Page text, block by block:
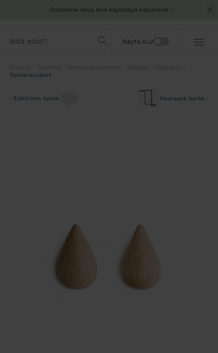
Ostamme isoja eriä käytettyjä kalusteita
Näytä ALV
Seinänaulakot
Edellinen tuote Seuraava tuote